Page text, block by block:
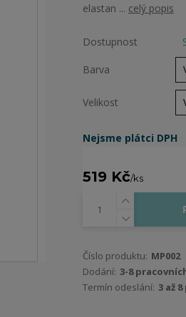
elastan ... celý popis
Dostupnost
Barva
Velikost
Nejsme plátci DPH
519 Kč/ks
Číslo produktu: MP002
Dodání: 3-8
Termín odeslání: 3 až